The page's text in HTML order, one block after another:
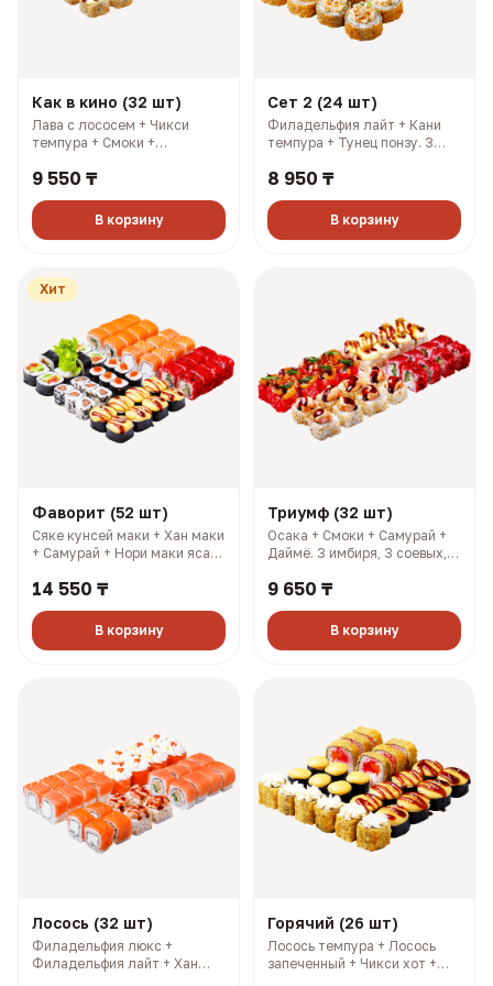
Как в кино (32 шт)
Лава с лососем + Чикси
темпура + Смоки +
имбиря, 3 соевых, 3 палочки,
ккал)
9 550 ₸
В корзину
Сет 2 (24 шт)
Филадельфия лайт + Кани
темпура + Тунец понзу. 3
3 васаби (927 гр, 2108 ккал)
8 950 ₸
В корзину
Хит
Фаворит (52 шт)
Сяке кунсей маки + Хан маки
+ Самурай + Нори маки ясай
Салмон + Чикси хот. 4
4 васаби (1606 гр, 2733
ккал)
14 550 ₸
В корзину
Триумф (32 шт)
Осака + Смоки + Самурай +
Даймё. 3 имбиря, 3 соевых, 3
2013 ккал)
9 650 ₸
В корзину
Лосось (32 шт)
Филадельфия люкс +
Филадельфия лайт + Хан
Горячий (26 шт)
Лосось темпура + Лосось
запеченный + Чикси хот +